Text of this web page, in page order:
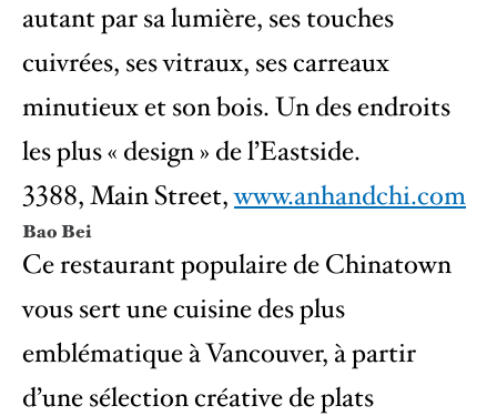
autant par sa lumière, ses touches
cuivrées, ses vitraux, ses carreaux
minutieux et son bois. Un des endroits
les plus « design » de l’Eastside.
3388, Main Street,www.anhandchi.com
Bao Bei
Ce restaurant populaire de Chinatown
vous sert une cuisine des plus
emblématique à Vancouver, à partir
d’une sélection créative de plats